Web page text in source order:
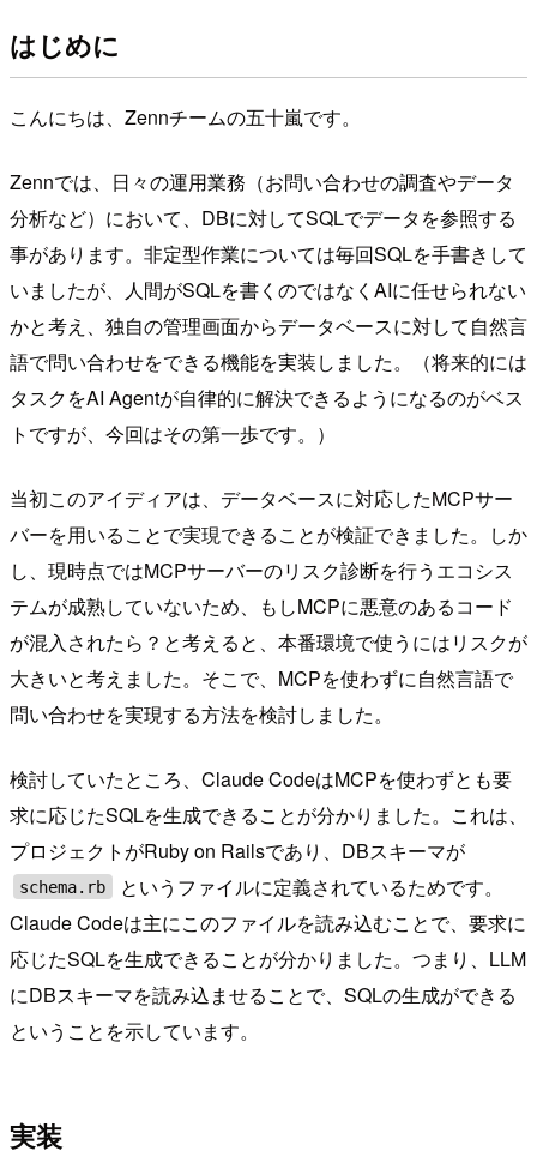
はじめに
こんにちは、Zennチームの五十嵐です。
Zennでは、日々の運用業務（お問い合わせの調査やデータ
分析など）において、DBに対してSQLでデータを参照する
事があります。非定型作業については毎回SQLを手書きして
いましたが、人間がSQLを書くのではなくAIに任せられない
かと考え、独自の管理画面からデータベースに対して自然言
語で問い合わせをできる機能を実装しました。（将来的には
タスクをAI Agentが自律的に解決できるようになるのがベス
トですが、今回はその第一歩です。）
当初このアイディアは、データベースに対応したMCPサー
バーを用いることで実現できることが検証できました。しか
し、現時点ではMCPサーバーのリスク診断を行うエコシス
テムが成熟していないため、もしMCPに悪意のあるコード
が混入されたら？と考えると、本番環境で使うにはリスクが
大きいと考えました。そこで、MCPを使わずに自然言語で
問い合わせを実現する方法を検討しました。
検討していたところ、Claude CodeはMCPを使わずとも要
求に応じたSQLを生成できることが分かりました。これは、
プロジェクトがRuby on Railsであり、DBスキーマが
schema.rb
というファイルに定義されているためです。
Claude Codeは主にこのファイルを読み込むことで、要求に
応じたSQLを生成できることが分かりました。つまり、LLM
にDBスキーマを読み込ませることで、SQLの生成ができる
ということを示しています。
実装